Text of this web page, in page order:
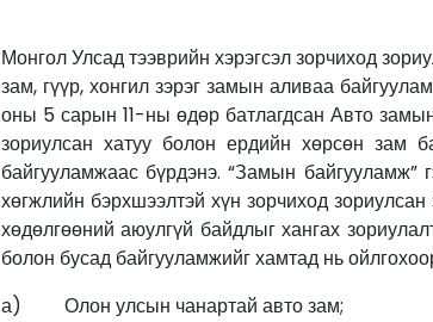
Монгол Улсад тээврийн хэрэгсэл зорчиход
зам, гүүр, хонгил зэрэг замын аливаа
оны 5 сарын 11-ны өдөр батлагдсан Авто
зориулсан хатуу болон ердийн хөрсөн зам
байгууламжаас бүрдэнэ. “Замын байгууламж”
хөгжлийн бэрхшээлтэй хүн зорчиход
хөдөлгөөний аюулгүй байдлыг хангах
болон бусад байгууламжийг хамтад нь
а) Олон улсын чанартай авто зам;